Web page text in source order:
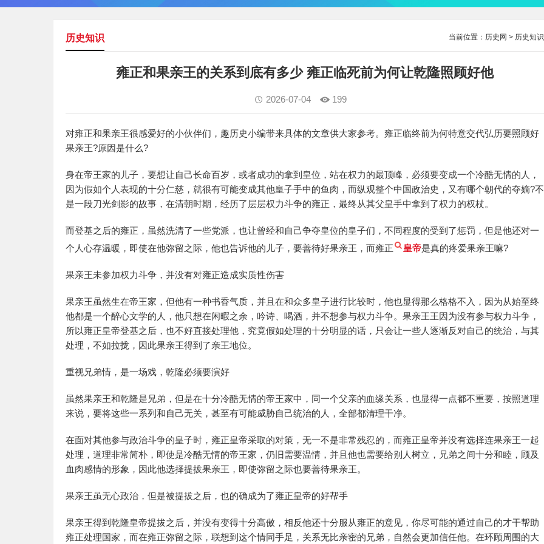
当前位置： 历史网 > 历史知识
历史知识
雍正和果亲王的关系到底有多少 雍正临死前为何让乾隆照顾好他
2026-07-04 199
对雍正和果亲王很感爱好的小伙伴们，趣历史小编带来具体的文章供大家参考。雍正临终前为何特意交代弘历要照顾好
果亲王?原因是什么?
身在帝王家的儿子，要想让自己长命百岁，或者成功的拿到皇位，站在权力的最顶峰，必须要变成一个冷酷无情的人，
因为假如个人表现的十分仁慈，就很有可能变成其他皇子手中的鱼肉，而纵观整个中国政治史，又有哪个朝代的夺嫡?不
是一段刀光剑影的故事，在清朝时期，经历了层层权力斗争的雍正，最终从其父皇手中拿到了权力的权杖。
而登基之后的雍正，虽然洗清了一些党派，也让曾经和自己争夺皇位的皇子们，不同程度的受到了惩罚，但是他还对一
个人心存温暖，即使在他弥留之际，他也告诉他的儿子，要善待好果亲王，而雍正
皇帝是真的疼爱果亲王嘛?
果亲王未参加权力斗争，并没有对雍正造成实质性伤害
果亲王虽然生在帝王家，但他有一种书香气质，并且在和众多皇子进行比较时，他也显得那么格格不入，因为从始至终
他都是一个醉心文学的人，他只想在闲暇之余，吟诗、喝酒，并不想参与权力斗争。果亲王王因为没有参与权力斗争，
所以雍正皇帝登基之后，也不好直接处理他，究竟假如处理的十分明显的话，只会让一些人逐渐反对自己的统治，与其
处理，不如拉拢，因此果亲王得到了亲王地位。
重视兄弟情，是一场戏，乾隆必须要演好
虽然果亲王和乾隆是兄弟，但是在十分冷酷无情的帝王家中，同一个父亲的血缘关系，也显得一点都不重要，按照道理
来说，要将这些一系列和自己无关，甚至有可能威胁自己统治的人，全部都清理干净。
在面对其他参与政治斗争的皇子时，雍正皇帝采取的对策，无一不是非常残忍的，而雍正皇帝并没有选择连果亲王一起
处理，道理非常简朴，即使是冷酷无情的帝王家，仍旧需要温情，并且他也需要给别人树立，兄弟之间十分和睦，顾及
血肉感情的形象，因此他选择提拔果亲王，即使弥留之际也要善待果亲王。
果亲王虽无心政治，但是被提拔之后，也的确成为了雍正皇帝的好帮手
果亲王得到乾隆皇帝提拔之后，并没有变得十分高傲，相反他还十分服从雍正的意见，你尽可能的通过自己的才干帮助
雍正处理国家，而在雍正弥留之际，联想到这个情同手足，关系无比亲密的兄弟，自然会更加信任他。在环顾周围的大